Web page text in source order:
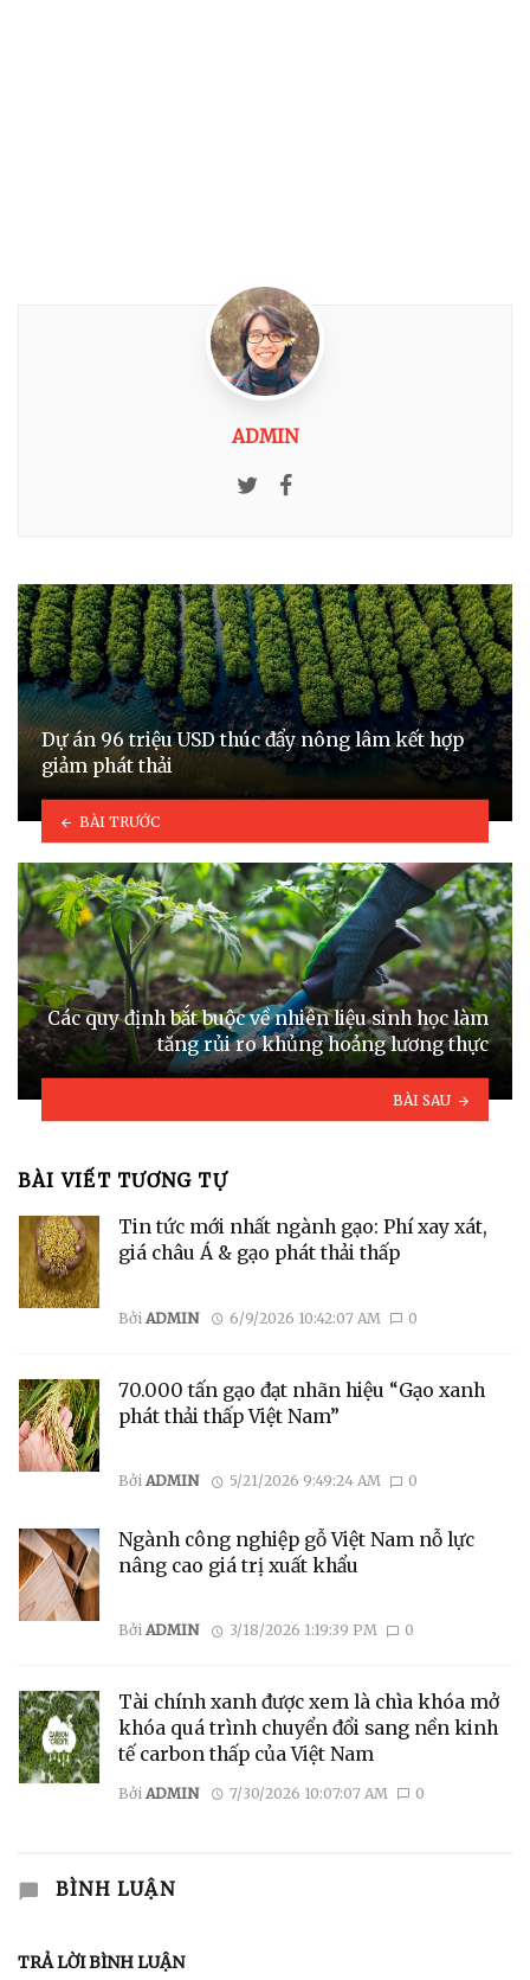
ADMIN
Twitter
Dự án 96 triệu USD thúc đẩy nông lâm kết hợp
giảm phát thải
BÀI TRƯỚC
Các quy định bắt buộc về nhiên liệu sinh học làm
tăng rủi ro khủng hoảng lương thực
BÀI SAU
BÀI VIẾT TƯƠNG TỰ
Tin tức mới nhất ngành gạo: Phí xay xát,
giá châu Á & gạo phát thải thấp
Bởi ADMIN 6/9/2026 10:42:07 AM 0
70.000 tấn gạo đạt nhãn hiệu “Gạo xanh
phát thải thấp Việt Nam”
Bởi ADMIN 5/21/2026 9:49:24 AM 0
Ngành công nghiệp gỗ Việt Nam nỗ lực
nâng cao giá trị xuất khẩu
Bởi ADMIN 3/18/2026 1:19:39 PM 0
Tài chính xanh được xem là chìa khóa mở
khóa quá trình chuyển đổi sang nền kinh
tế carbon thấp của Việt Nam
Bởi ADMIN 7/30/2026 10:07:07 AM 0
BÌNH LUẬN
TRẢ LỜI BÌNH LUẬN